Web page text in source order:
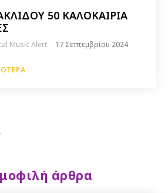
50 ΚΑΛΟΚΑΙΡΙΑ
Music Alert - 17 Σεπτεμβρίου 2024
άρθρα